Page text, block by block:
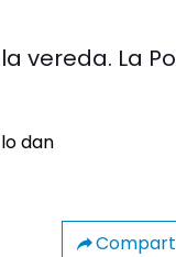
vereda. La